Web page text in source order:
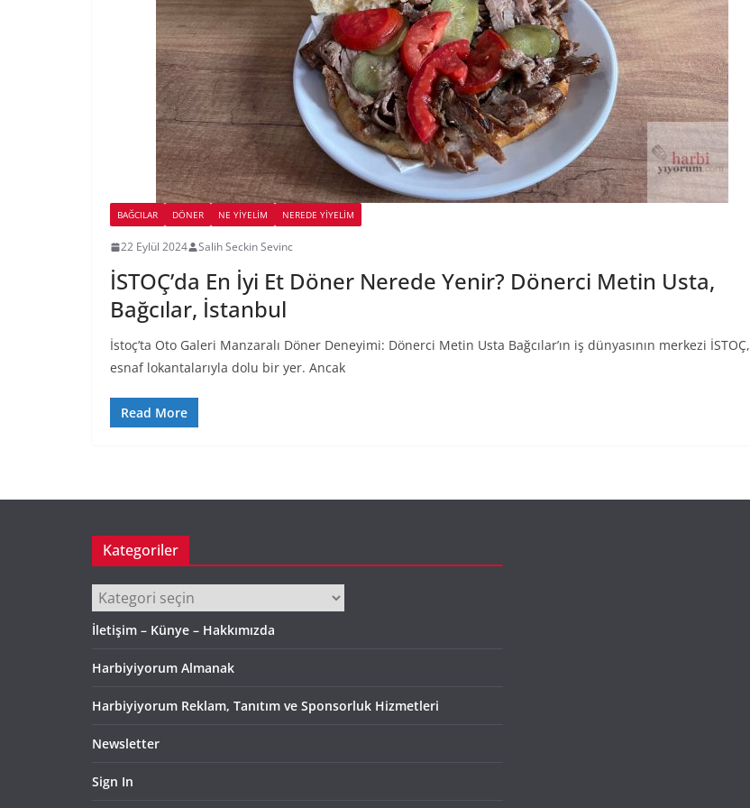
BAĞCILAR DÖNER NE YİYELİM NEREDE YİYELİM
22 Eylül 2024 Salih Seckin Sevinc
İSTOÇ’da En İyi Et Döner Nerede Yenir? Dönerci Metin Usta,
Bağcılar, İstanbul
İstoç’ta Oto Galeri Manzaralı Döner Deneyimi: Dönerci Metin Usta Bağcılar’ın iş dünyasının merkezi İSTOÇ,
esnaf lokantalarıyla dolu bir yer. Ancak
Read More
Kategoriler
Kategoriler
İletişim – Künye – Hakkımızda
Harbiyiyorum Almanak
Harbiyiyorum Reklam, Tanıtım ve Sponsorluk Hizmetleri
Newsletter
Sign In